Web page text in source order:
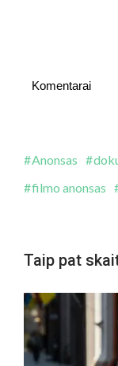
Komentarai
Anonsas
filmo anonsas
Taip pat